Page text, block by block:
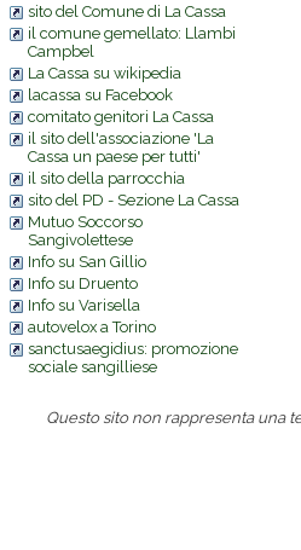
sito del Comune di La Cassa
il comune gemellato: Llambi
Campbel
La Cassa su wikipedia
lacassa su Facebook
comitato genitori La Cassa
il sito dell'associazione 'La
Cassa un paese per tutti'
il sito della parrocchia
sito del PD - Sezione La Cassa
Mutuo Soccorso
Sangivolettese
Info su San Gillio
Info su Druento
Info su Varisella
autovelox a Torino
sanctusaegidius: promozione
sociale sangilliese
Questo sito non rappresenta una